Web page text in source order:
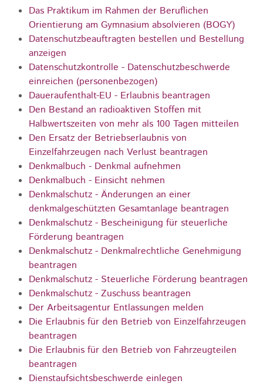
Das Praktikum im Rahmen der Beruflichen
Orientierung am Gymnasium absolvieren (BOGY)
Datenschutzbeauftragten bestellen und Bestellung
anzeigen
Datenschutzkontrolle - Datenschutzbeschwerde
einreichen (personenbezogen)
Daueraufenthalt-EU - Erlaubnis beantragen
Den Bestand an radioaktiven Stoffen mit
Halbwertszeiten von mehr als 100 Tagen mitteilen
Den Ersatz der Betriebserlaubnis von
Einzelfahrzeugen nach Verlust beantragen
Denkmalbuch - Denkmal aufnehmen
Denkmalbuch - Einsicht nehmen
Denkmalschutz - Änderungen an einer
denkmalgeschützten Gesamtanlage beantragen
Denkmalschutz - Bescheinigung für steuerliche
Förderung beantragen
Denkmalschutz - Denkmalrechtliche Genehmigung
beantragen
Denkmalschutz - Steuerliche Förderung beantragen
Denkmalschutz - Zuschuss beantragen
Der Arbeitsagentur Entlassungen melden
Die Erlaubnis für den Betrieb von Einzelfahrzeugen
beantragen
Die Erlaubnis für den Betrieb von Fahrzeugteilen
beantragen
Dienstaufsichtsbeschwerde einlegen